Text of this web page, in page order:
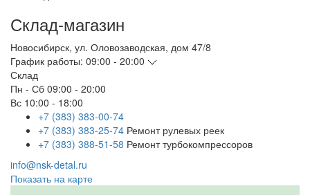
Склад-магазин
Новосибирск, ул. Оловозаводская, дом 47/8
График работы: 09:00 - 20:00
Склад
Пн - Сб 09:00 - 20:00
Вс 10:00 - 18:00
+7 (383) 383-00-74
+7 (383) 383-25-74 Ремонт рулевых реек
+7 (383) 388-51-58 Ремонт турбокомпрессоров
info@nsk-detal.ru
Показать на карте